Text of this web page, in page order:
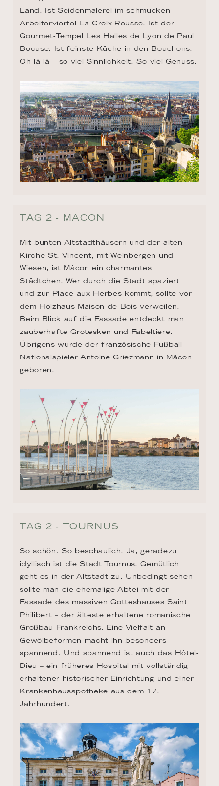
Land. Ist Seidenmalerei im schmucken
Arbeiterviertel La Croix-Rousse. Ist der
Gourmet-Tempel Les Halles de Lyon de Paul
Bocuse. Ist feinste Küche in den Bouchons.
Oh là là – so viel Sinnlichkeit. So viel Genuss.
TAG 2 - MACON
Mit bunten Altstadthäusern und der alten
Kirche St. Vincent, mit Weinbergen und
Wiesen, ist Mâcon ein charmantes
Städtchen. Wer durch die Stadt spaziert
und zur Place aux Herbes kommt, sollte vor
dem Holzhaus Maison de Bois verweilen.
Beim Blick auf die Fassade entdeckt man
zauberhafte Grotesken und Fabeltiere.
Übrigens wurde der französische Fußball-
Nationalspieler Antoine Griezmann in Mâcon
geboren.
TAG 2 - TOURNUS
So schön. So beschaulich. Ja, geradezu
idyllisch ist die Stadt Tournus. Gemütlich
geht es in der Altstadt zu. Unbedingt sehen
sollte man die ehemalige Abtei mit der
Fassade des massiven Gotteshauses Saint
Philibert – der älteste erhaltene romanische
Großbau Frankreichs. Eine Vielfalt an
Gewölbeformen macht ihn besonders
spannend. Und spannend ist auch das Hôtel-
Dieu – ein früheres Hospital mit vollständig
erhaltener historischer Einrichtung und einer
Krankenhausapotheke aus dem 17.
Jahrhundert.